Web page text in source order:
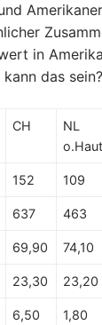
in
das sein?
CH
NL
o.Haut
152 109
637 463
69,90 74,10
23,30 23,20
6,50 1,80